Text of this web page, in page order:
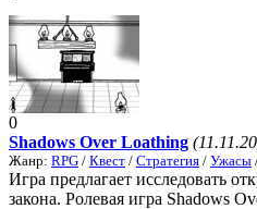
0
Shadows Over Loathing
Жанр: RPG / Квест / Стратегия / Ужасы
Игра предлагает исследовать
закона. Ролевая игра Shadows